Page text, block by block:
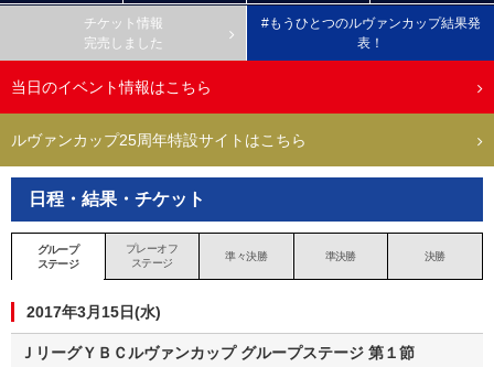
チケット情報
完売しました
#もうひとつのルヴァンカップ結果発
表！
当日のイベント情報はこちら
ルヴァンカップ25周年特設サイトはこちら
日程・結果・チケット
グループ
ステージ
プレーオフ
ステージ
準々決勝 準決勝 決勝
2017年3月15日(水)
ＪリーグＹＢＣルヴァンカップ グループステージ 第１節